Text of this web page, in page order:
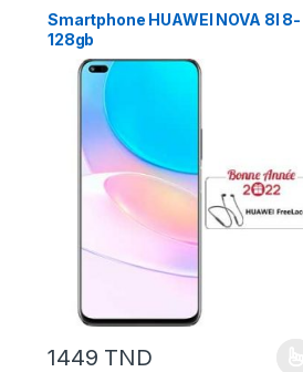
Smartphone HUAWEI NOVA 8I 8-
128gb
1449 TND